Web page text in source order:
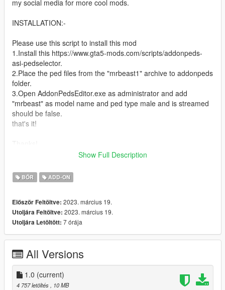
my social media for more cool mods.
INSTALLATION:-
Please use this script to install this mod
1.Install this https://www.gta5-mods.com/scripts/addonpeds-
asi-pedselector.
2.Place the ped files from the "mrbeast1" archive to addonpeds
folder.
3.Open AddonPedsEditor.exe as administrator and add
"mrbeast" as model name and ped type male and is streamed
should be false.
that's it!
the model :- https://sketchfab.com/3d-models/mr-beast-
Show Full Description
BŐR ADD-ON
Először Feltöltve: 2023. március 19.
Utoljára Feltöltve: 2023. március 19.
Utoljára Letöltött: 7 órája
All Versions
1.0 (current)
4 757 letöltés
, 10 MB